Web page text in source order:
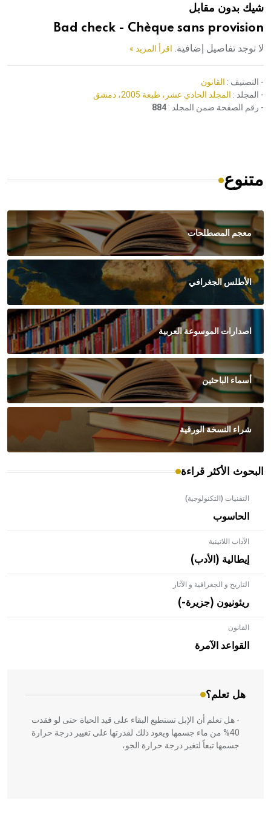
هيئة الموسوعة العربية تطلق موسوعات جديدة في عام 2026شيك بدون مقابل
Bad check - Chèque sans provision
لا توجد تفاصيل إضافية. اقرأ المزيد »
- التصنيف : القانون
- المجلد : المجلد الحادي عشر، طبعة 2005، دمشق
- رقم الصفحة ضمن المجلد : 884
متنوع
معجم المصطلحات
الأطلس الجغرافي
اصدارات الموسوعة العربية
أسماء الباحثين
شراء النسخة الورقية
البحوث الأكثر قراءة
التقنيات (التكنولوجية)
الحاسوب
الآداب اللاتينية
إيطالية (الأدب)
التاريخ و الجغرافية و الآثار
ريئونيون (جزيرة-)
القانون
القواعد الآمرة
هل تعلم؟
- هل تعلم أن الأبلق نوع من الفنون الهندسية التي ارتبطت
بالعمارة الإسلامية في بلاد الشام ومصر خاصة، حيث يحرص
المعمار على بناء مداميكه وخاصة في الواجهات
- هل تعلم أن الإبل تستطيع البقاء على قيد الحياة حتى لو فقدت
40% من ماء جسمها ويعود ذلك لقدرتها على تغيير درجة حرارة
جسمها تبعاً لتغير درجة حرارة الجو،